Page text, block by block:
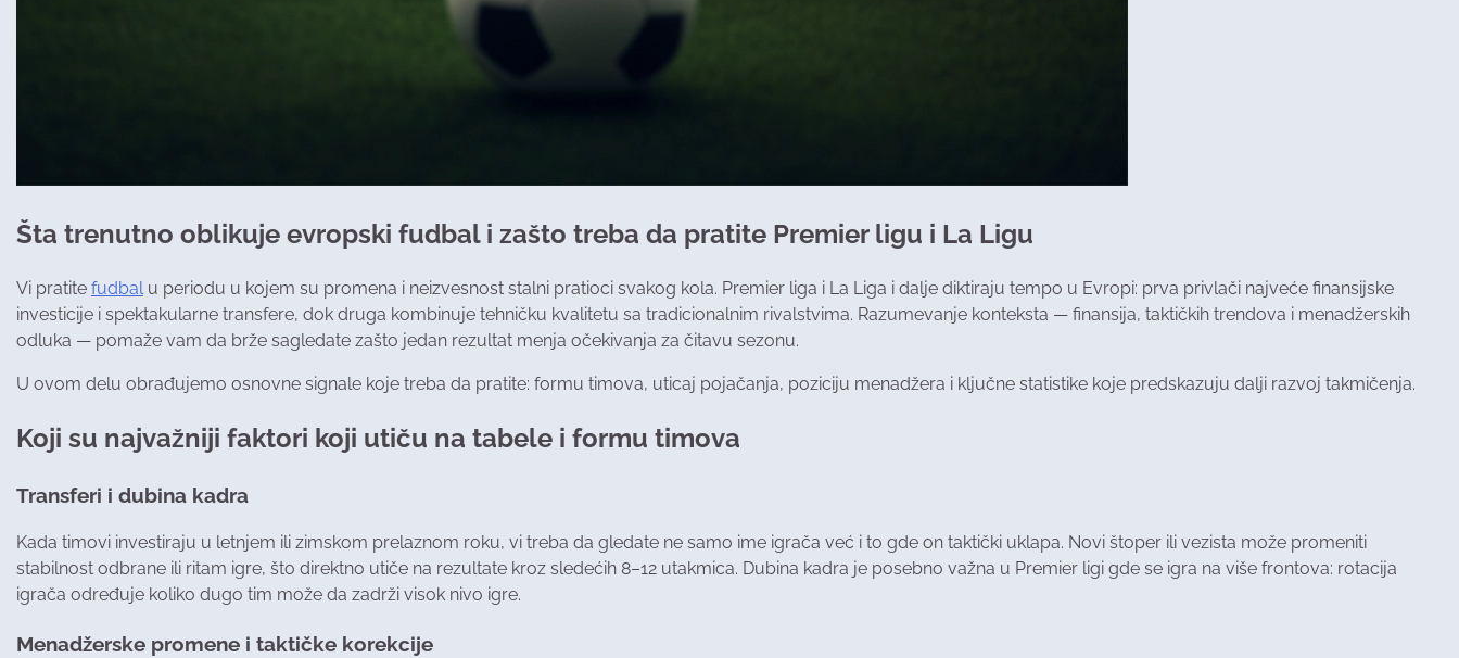
Šta trenutno oblikuje evropski fudbal i zašto treba da pratite Premier ligu i La Ligu
Vi pratite fudbalu periodu u kojem su promena i neizvesnost stalni pratioci svakog kola. Premier liga i La Liga i dalje diktiraju tempo u Evropi: prva privlači najveće finansijske
investicije i spektakularne transfere, dok druga kombinuje tehničku kvalitetu sa tradicionalnim rivalstvima. Razumevanje konteksta — finansija, taktičkih trendova i menadžerskih
odluka — pomaže vam da brže sagledate zašto jedan rezultat menja očekivanja za čitavu sezonu.
U ovom delu obrađujemo osnovne signale koje treba da pratite: formu timova, uticaj pojačanja, poziciju menadžera i ključne statistike koje predskazuju dalji razvoj takmičenja.
Koji su najvažniji faktori koji utiču na tabele i formu timova
Transferi i dubina kadra
Kada timovi investiraju u letnjem ili zimskom prelaznom roku, vi treba da gledate ne samo ime igrača već i to gde on taktički uklapa. Novi štoper ili vezista može promeniti
stabilnost odbrane ili ritam igre, što direktno utiče na rezultate kroz sledećih 8–12 utakmica. Dubina kadra je posebno važna u Premier ligi gde se igra na više frontova: rotacija
igrača određuje koliko dugo tim može da zadrži visok nivo igre.
Menadžerske promene i taktičke korekcije